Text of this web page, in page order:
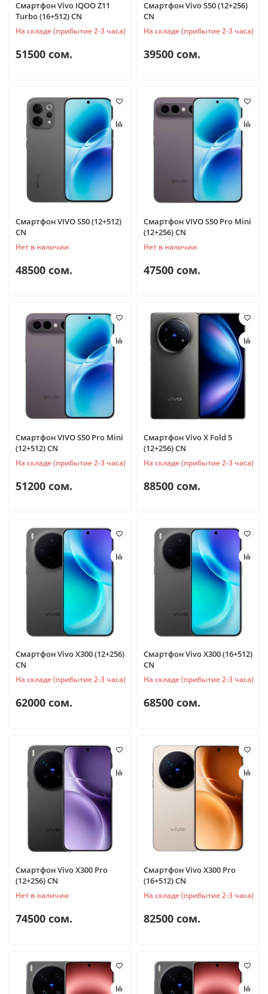
Смартфон Vivo IQOO Z11
Turbo (16+512) CN
На складе (прибытие 2-3 часа)
51500 сом.
Смартфон Vivo S50 (12+256)
CN
На складе (прибытие 2-3 часа)
39500 сом.
Смартфон VIVO S50 (12+512)
CN
Нет в наличии
48500 сом.
Смартфон VIVO S50 Pro Mini
(12+256) CN
Нет в наличии
47500 сом.
Смартфон VIVO S50 Pro Mini
(12+512) CN
На складе (прибытие 2-3 часа)
51200 сом.
Смартфон Vivo X Fold 5
(12+256) CN
На складе (прибытие 2-3 часа)
88500 сом.
Смартфон Vivo X300 (12+256)
CN
На складе (прибытие 2-3 часа)
62000 сом.
Смартфон Vivo X300 (16+512)
CN
На складе (прибытие 2-3 часа)
68500 сом.
Смартфон Vivo X300 Pro
(12+256) CN
Нет в наличии
74500 сом.
Смартфон Vivo X300 Pro
(16+512) CN
На складе (прибытие 2-3 часа)
82500 сом.